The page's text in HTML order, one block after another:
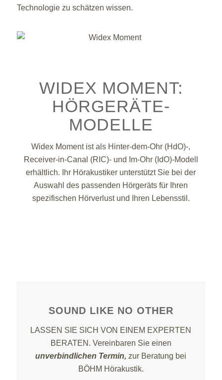
Technologie zu schätzen wissen.
WIDEX MOMENT:
HÖRGERÄTE-
MODELLE
Widex Moment ist als Hinter-dem-Ohr (HdO)-,
Receiver-in-Canal (RIC)- und Im-Ohr (IdO)-Modell
erhältlich. Ihr Hörakustiker unterstützt Sie bei der
Auswahl des passenden Hörgeräts für Ihren
spezifischen Hörverlust und Ihren Lebensstil.
SOUND LIKE NO OTHER
LASSEN SIE SICH VON EINEM EXPERTEN
BERATEN. Vereinbaren Sie einen
unverbindlichen Termin, zur Beratung bei
BÖHM Hörakustik.